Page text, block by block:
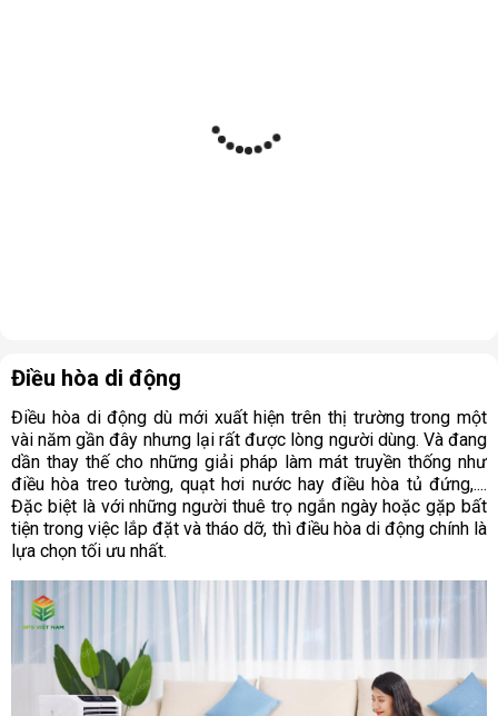
Điều hòa di động
Điều hòa di động dù mới xuất hiện trên thị trường trong một
vài năm gần đây nhưng lại rất được lòng người dùng. Và đang
dần thay thế cho những giải pháp làm mát truyền thống như
điều hòa treo tường, quạt hơi nước hay điều hòa tủ đứng,....
Đặc biệt là với những người thuê trọ ngắn ngày hoặc gặp bất
tiện trong việc lắp đặt và tháo dỡ, thì điều hòa di động chính là
lựa chọn tối ưu nhất.